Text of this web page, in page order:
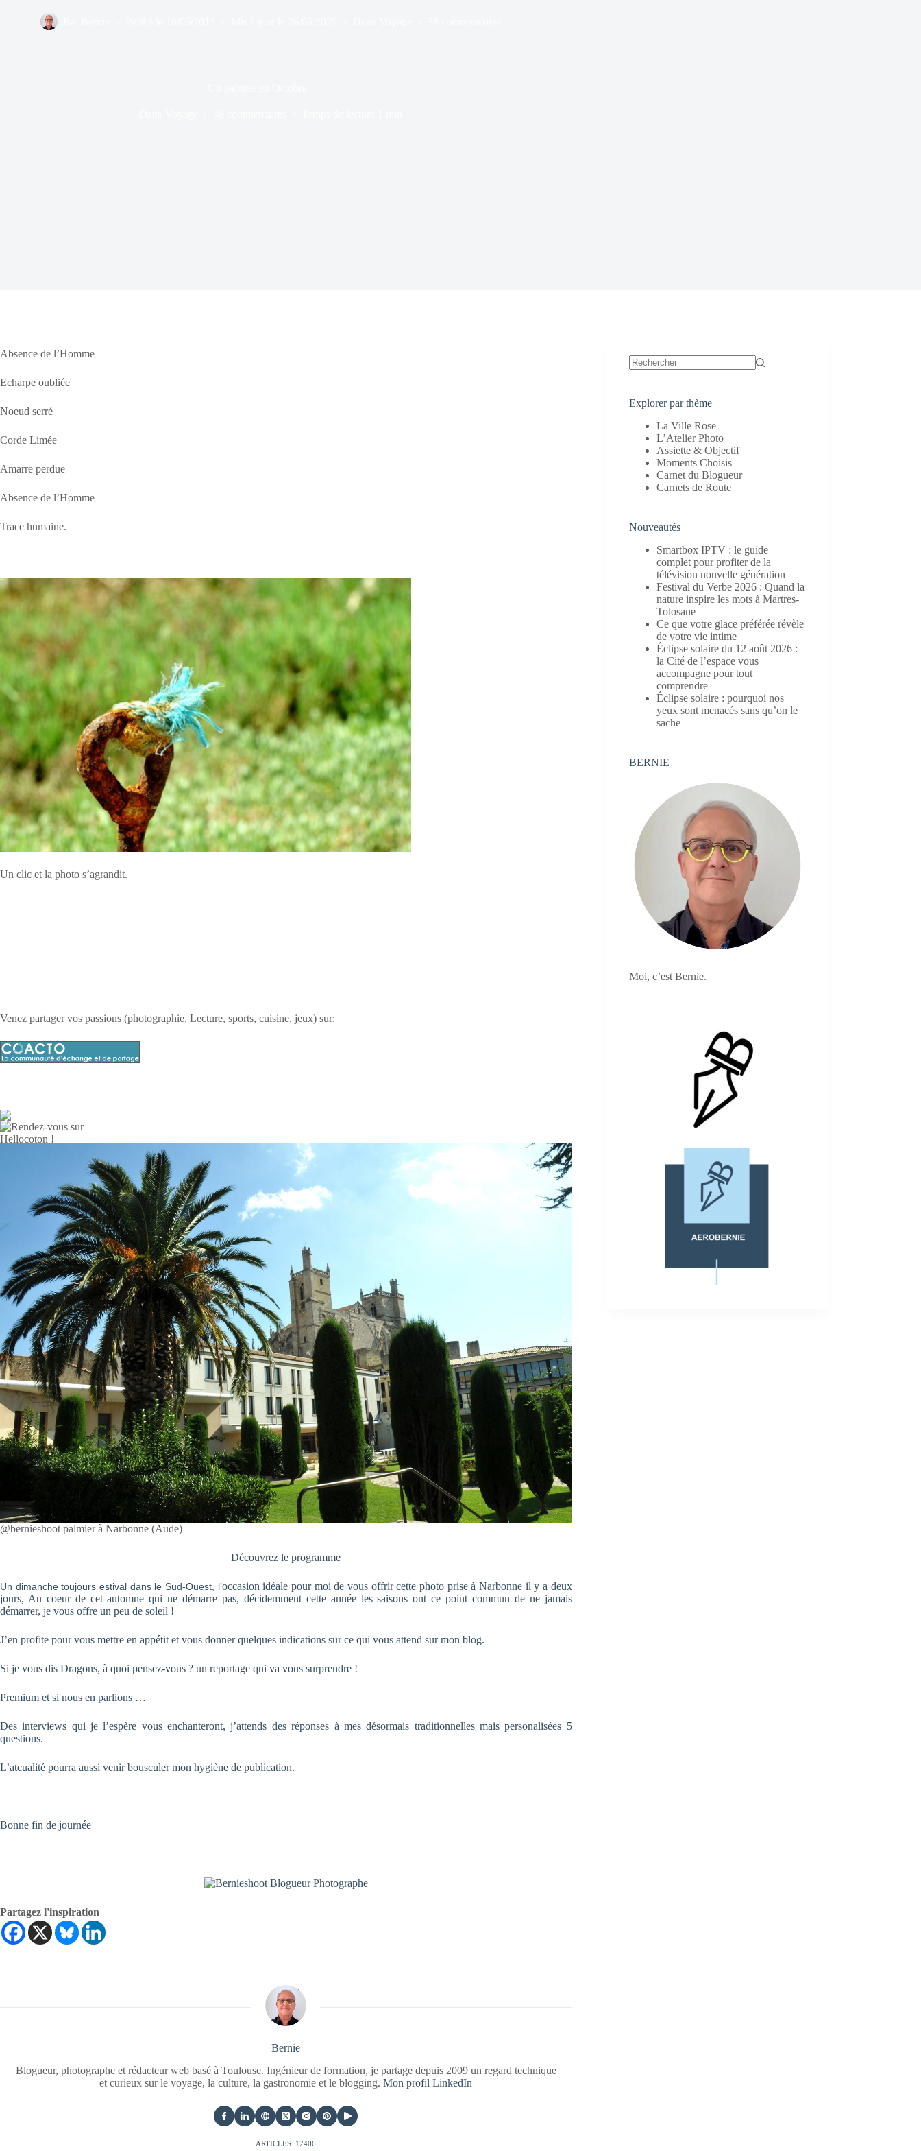
Absence de l’Homme
Echarpe oubliée
Noeud serré
Corde Limée
Amarre perdue
Absence de l’Homme
Trace humaine.
Un clic et la photo s’agrandit.
Venez partager vos passions (photographie, Lecture, sports, cuisine, jeux) sur:
@bernieshoot palmier à Narbonne (Aude)
Découvrez le programme
Un dimanche toujours estival dans le Sud-Ouest, l’occasion idéale pour moi de vous offrir cette photo prise à Narbonne il y a deux
jours, Au coeur de cet automne qui ne démarre pas, décidemment cette année les saisons ont ce point commun de ne jamais
démarrer, je vous offre un peu de soleil !
J’en profite pour vous mettre en appétit et vous donner quelques indications sur ce qui vous attend sur mon blog.
Si je vous dis Dragons, à quoi pensez-vous ? un reportage qui va vous surprendre !
Premium et si nous en parlions …
Des interviews qui je l’espère vous enchanteront, j’attends des réponses à mes désormais traditionnelles mais personalisées 5
questions.
L’atcualité pourra aussi venir bousculer mon hygiène de publication.
Bonne fin de journée
Partagez l'inspiration
Bernie
Blogueur, photographe et rédacteur web basé à Toulouse. Ingénieur de formation, je partage depuis 2009 un regard technique
et curieux sur le voyage, la culture, la gastronomie et le blogging.Mon profil LinkedIn
ARTICLES: 12406
Explorer par thème
La Ville Rose
L’Atelier Photo
Assiette & Objectif
Moments Choisis
Carnet du Blogueur
Carnets de Route
Nouveautés
Smartbox IPTV : le guide
complet pour profiter de la
télévision nouvelle génération
Festival du Verbe 2026 : Quand la
nature inspire les mots à Martres-
Tolosane
Ce que votre glace préférée révèle
de votre vie intime
Éclipse solaire du 12 août 2026 :
la Cité de l’espace vous
accompagne pour tout
comprendre
Éclipse solaire : pourquoi nos
yeux sont menacés sans qu’on le
sache
BERNIE
Moi, c’est Bernie.